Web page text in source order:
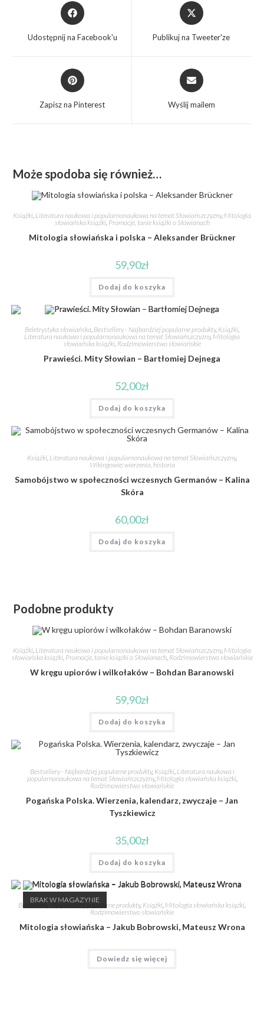
Udostępnij na Facebook'u Publikuj na Tweeter'ze
Zapisz na Pinterest Wyślij mailem
Może spodoba się również…
Książki, Literatura naukowa i popularnonaukowa na temat Słowiańszczyzny, Mitologia
słowiańska książki, Promocje, tanie książki o Słowianach
Mitologia słowiańska i polska – Aleksander Brückner
59,90zł
Dodaj do koszyka
Beletrystyka słowiańska, Bestsellery - Najbardziej popularne produkty, Książki,
Literatura naukowa i popularnonaukowa na temat Słowiańszczyzny, Mitologia
słowiańska książki, Rodzimowierstwo słowiańskie
Prawieści. Mity Słowian – Bartłomiej Dejnega
52,00zł
Dodaj do koszyka
Książki Literatura naukowa i popularnonaukowa na temat Słowiańszczyzny,
Wikingowie: wierzenia, historia
Samobójstwo w społeczności wczesnych Germanów – Kalina
Skóra
60,00zł
Dodaj do koszyka
Podobne produkty
Książki, Literatura naukowa i popularnonaukowa na temat Słowiańszczyzny, Mitologia
słowiańska książki, Promocje, tanie książki o Słowianach, Rodzimowierstwo słowiańskie
W kręgu upiorów i wilkołaków – Bohdan Baranowski
59,90zł
Dodaj do koszyka
Bestsellery - Najbardziej popularne produkty, Książki, Literatura naukowa i
popularnonaukowa na temat Słowiańszczyzny, Mitologia słowiańska książki,
Rodzimowierstwo słowiańskie
Pogańska Polska. Wierzenia, kalendarz, zwyczaje – Jan
Tyszkiewicz
35,00zł
Dodaj do koszyka
BRAK W MAGAZYNIE
Bestsellery - Najbardziej popularne produkty, Książki Mitologia słowiańska książki
Rodzimowierstwo słowiańskie
Mitologia słowiańska – Jakub Bobrowski, Mateusz Wrona
Dowiedz się więcej